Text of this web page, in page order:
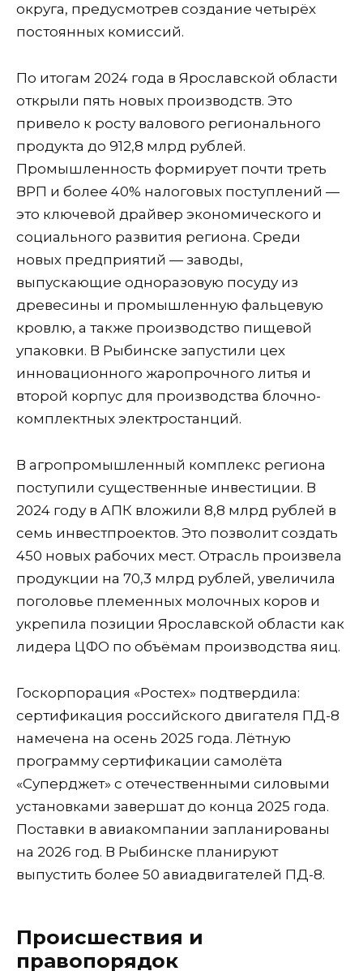
округа, предусмотрев создание четырёх
постоянных комиссий.
По итогам 2024 года в Ярославской области
открыли пять новых производств. Это
привело к росту валового регионального
продукта до 912,8 млрд рублей.
Промышленность формирует почти треть
ВРП и более 40% налоговых поступлений —
это ключевой драйвер экономического и
социального развития региона. Среди
новых предприятий — заводы,
выпускающие одноразовую посуду из
древесины и промышленную фальцевую
кровлю, а также производство пищевой
упаковки. В Рыбинске запустили цех
инновационного жаропрочного литья и
второй корпус для производства блочно-
комплектных электростанций.
В агропромышленный комплекс региона
поступили существенные инвестиции. В
2024 году в АПК вложили 8,8 млрд рублей в
семь инвестпроектов. Это позволит создать
450 новых рабочих мест. Отрасль произвела
продукции на 70,3 млрд рублей, увеличила
поголовье племенных молочных коров и
укрепила позиции Ярославской области как
лидера ЦФО по объёмам производства яиц.
Госкорпорация «Ростех» подтвердила:
сертификация российского двигателя ПД-8
намечена на осень 2025 года. Лётную
программу сертификации самолёта
«Суперджет» с отечественными силовыми
установками завершат до конца 2025 года.
Поставки в авиакомпании запланированы
на 2026 год. В Рыбинске планируют
выпустить более 50 авиадвигателей ПД-8.
Происшествия и
правопорядок